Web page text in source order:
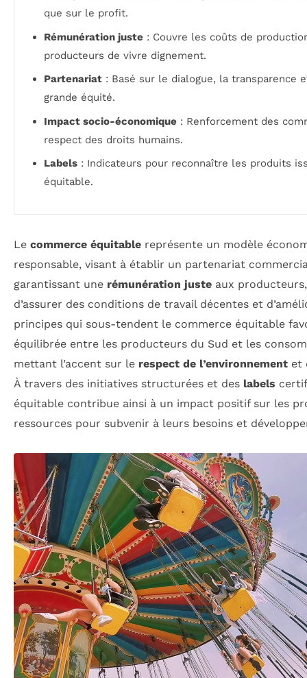
que sur le profit.
Rémunération juste : Couvre les coûts de
producteurs de vivre dignement.
Partenariat : Basé sur le dialogue, la transparence
grande équité.
Impact socio-économique : Renforcement des
respect des droits humains.
Labels : Indicateurs pour reconnaître les produits
équitable.
Le commerce équitable représente un modèle
responsable, visant à établir un partenariat
garantissant une rémunération juste aux
d’assurer des conditions de travail décentes et
principes qui sous-tendent le commerce équitable
équilibrée entre les producteurs du Sud et les
mettant l’accent sur le respect de l’environnement et
À travers des initiatives structurées et des labels
équitable contribue ainsi à un impact positif sur les
ressources pour subvenir à leurs besoins et